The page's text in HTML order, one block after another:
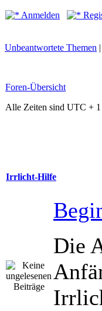
Anmelden
Unbeantwortete Themen |
Foren-Übersicht
Alle Zeiten sind UTC + 1
Irrlicht-Hilfe
Die